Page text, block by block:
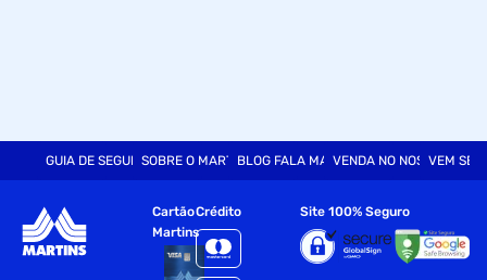
GUIA DE SEGURANÇASOBRE O MARTINSBLOG FALA MARTVENDA NO NOSSO SITE
VEM SER
Cartão
Martins
Crédito Site 100% Seguro